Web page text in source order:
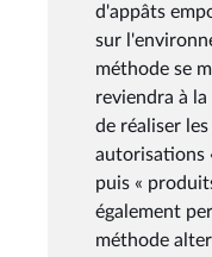
d'appâts
sur
méthode se
reviendra à
de réaliser
autorisations
puis «
également
méthode